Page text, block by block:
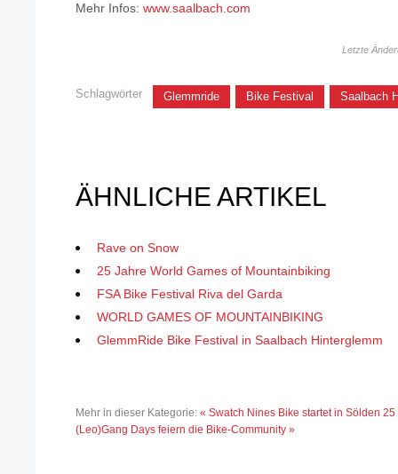
Mehr Infos: www.saalbach.com
Letzte
Schlagwörter Glemmride Bike Festival Saalbach
ÄHNLICHE ARTIKEL
Rave on Snow
25 Jahre World Games of Mountainbiking
FSA Bike Festival Riva del Garda
WORLD GAMES OF MOUNTAINBIKING
GlemmRide Bike Festival in Saalbach Hinterglemm
Mehr in dieser Kategorie: « Swatch Nines Bike startet in Sölden 25
(Leo)Gang Days feiern die Bike-Community »